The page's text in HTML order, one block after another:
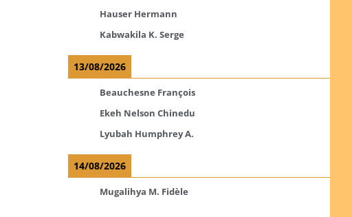
Hauser Hermann
Kabwakila K. Serge
13/08/2026
Beauchesne François
Ekeh Nelson Chinedu
Lyubah Humphrey A.
14/08/2026
Mugalihya M. Fidèle